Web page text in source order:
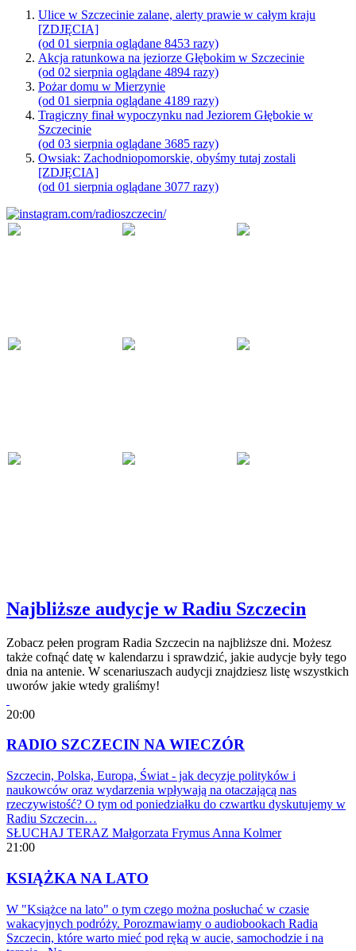
Ulice w Szczecinie zalane, alerty prawie w całym kraju
[ZDJĘCIA]
(od 01 sierpnia oglądane 8453 razy)
Akcja ratunkowa na jeziorze Głębokim w Szczecinie
(od 02 sierpnia oglądane 4894 razy)
Pożar domu w Mierzynie
(od 01 sierpnia oglądane 4189 razy)
Tragiczny finał wypoczynku nad Jeziorem Głębokie w
Szczecinie
(od 03 sierpnia oglądane 3685 razy)
Owsiak: Zachodniopomorskie, obyśmy tutaj zostali
[ZDJĘCIA]
(od 01 sierpnia oglądane 3077 razy)
Najbliższe audycje w Radiu Szczecin
Zobacz pełen program Radia Szczecin na najbliższe dni. Możesz
także cofnąć datę w kalendarzu i sprawdzić, jakie audycje były tego
dnia na antenie. W scenariuszach audycji znajdziesz listę wszystkich
uworów jakie wtedy graliśmy!
20:00
RADIO SZCZECIN NA WIECZÓR
Szczecin, Polska, Europa, Świat - jak decyzje polityków i
naukowców oraz wydarzenia wpływają na otaczającą nas
rzeczywistość? O tym od poniedziałku do czwartku dyskutujemy w
Radiu Szczecin…
SŁUCHAJ TERAZ Małgorzata Frymus Anna Kolmer
21:00
KSIĄŻKA NA LATO
W "Książce na lato" o tym czego można posłuchać w czasie
wakacyjnych podróży. Porozmawiamy o audiobookach Radia
Szczecin, które warto mieć pod ręką w aucie, samochodzie i na